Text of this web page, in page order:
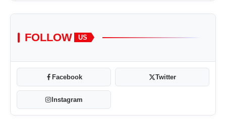
FOLLOW US
Facebook Twitter
Instagram